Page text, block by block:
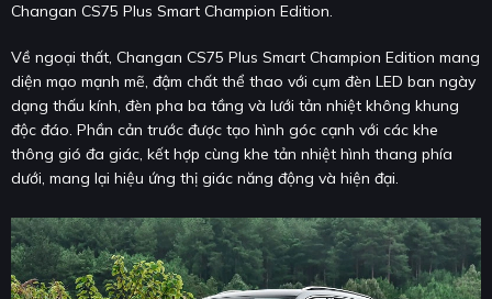
Changan CS75 Plus Smart Champion Edition.
Về ngoại thất, Changan CS75 Plus Smart Champion Edition mang
diện mạo mạnh mẽ, đậm chất thể thao với cụm đèn LED ban ngày
dạng thấu kính, đèn pha ba tầng và lưới tản nhiệt không khung
độc đáo. Phần cản trước được tạo hình góc cạnh với các khe
thông gió đa giác, kết hợp cùng khe tản nhiệt hình thang phía
dưới, mang lại hiệu ứng thị giác năng động và hiện đại.